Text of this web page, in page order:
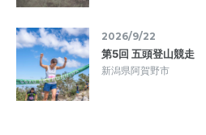
2026/9/22
第5回 五頭登山競走
新潟県阿賀野市